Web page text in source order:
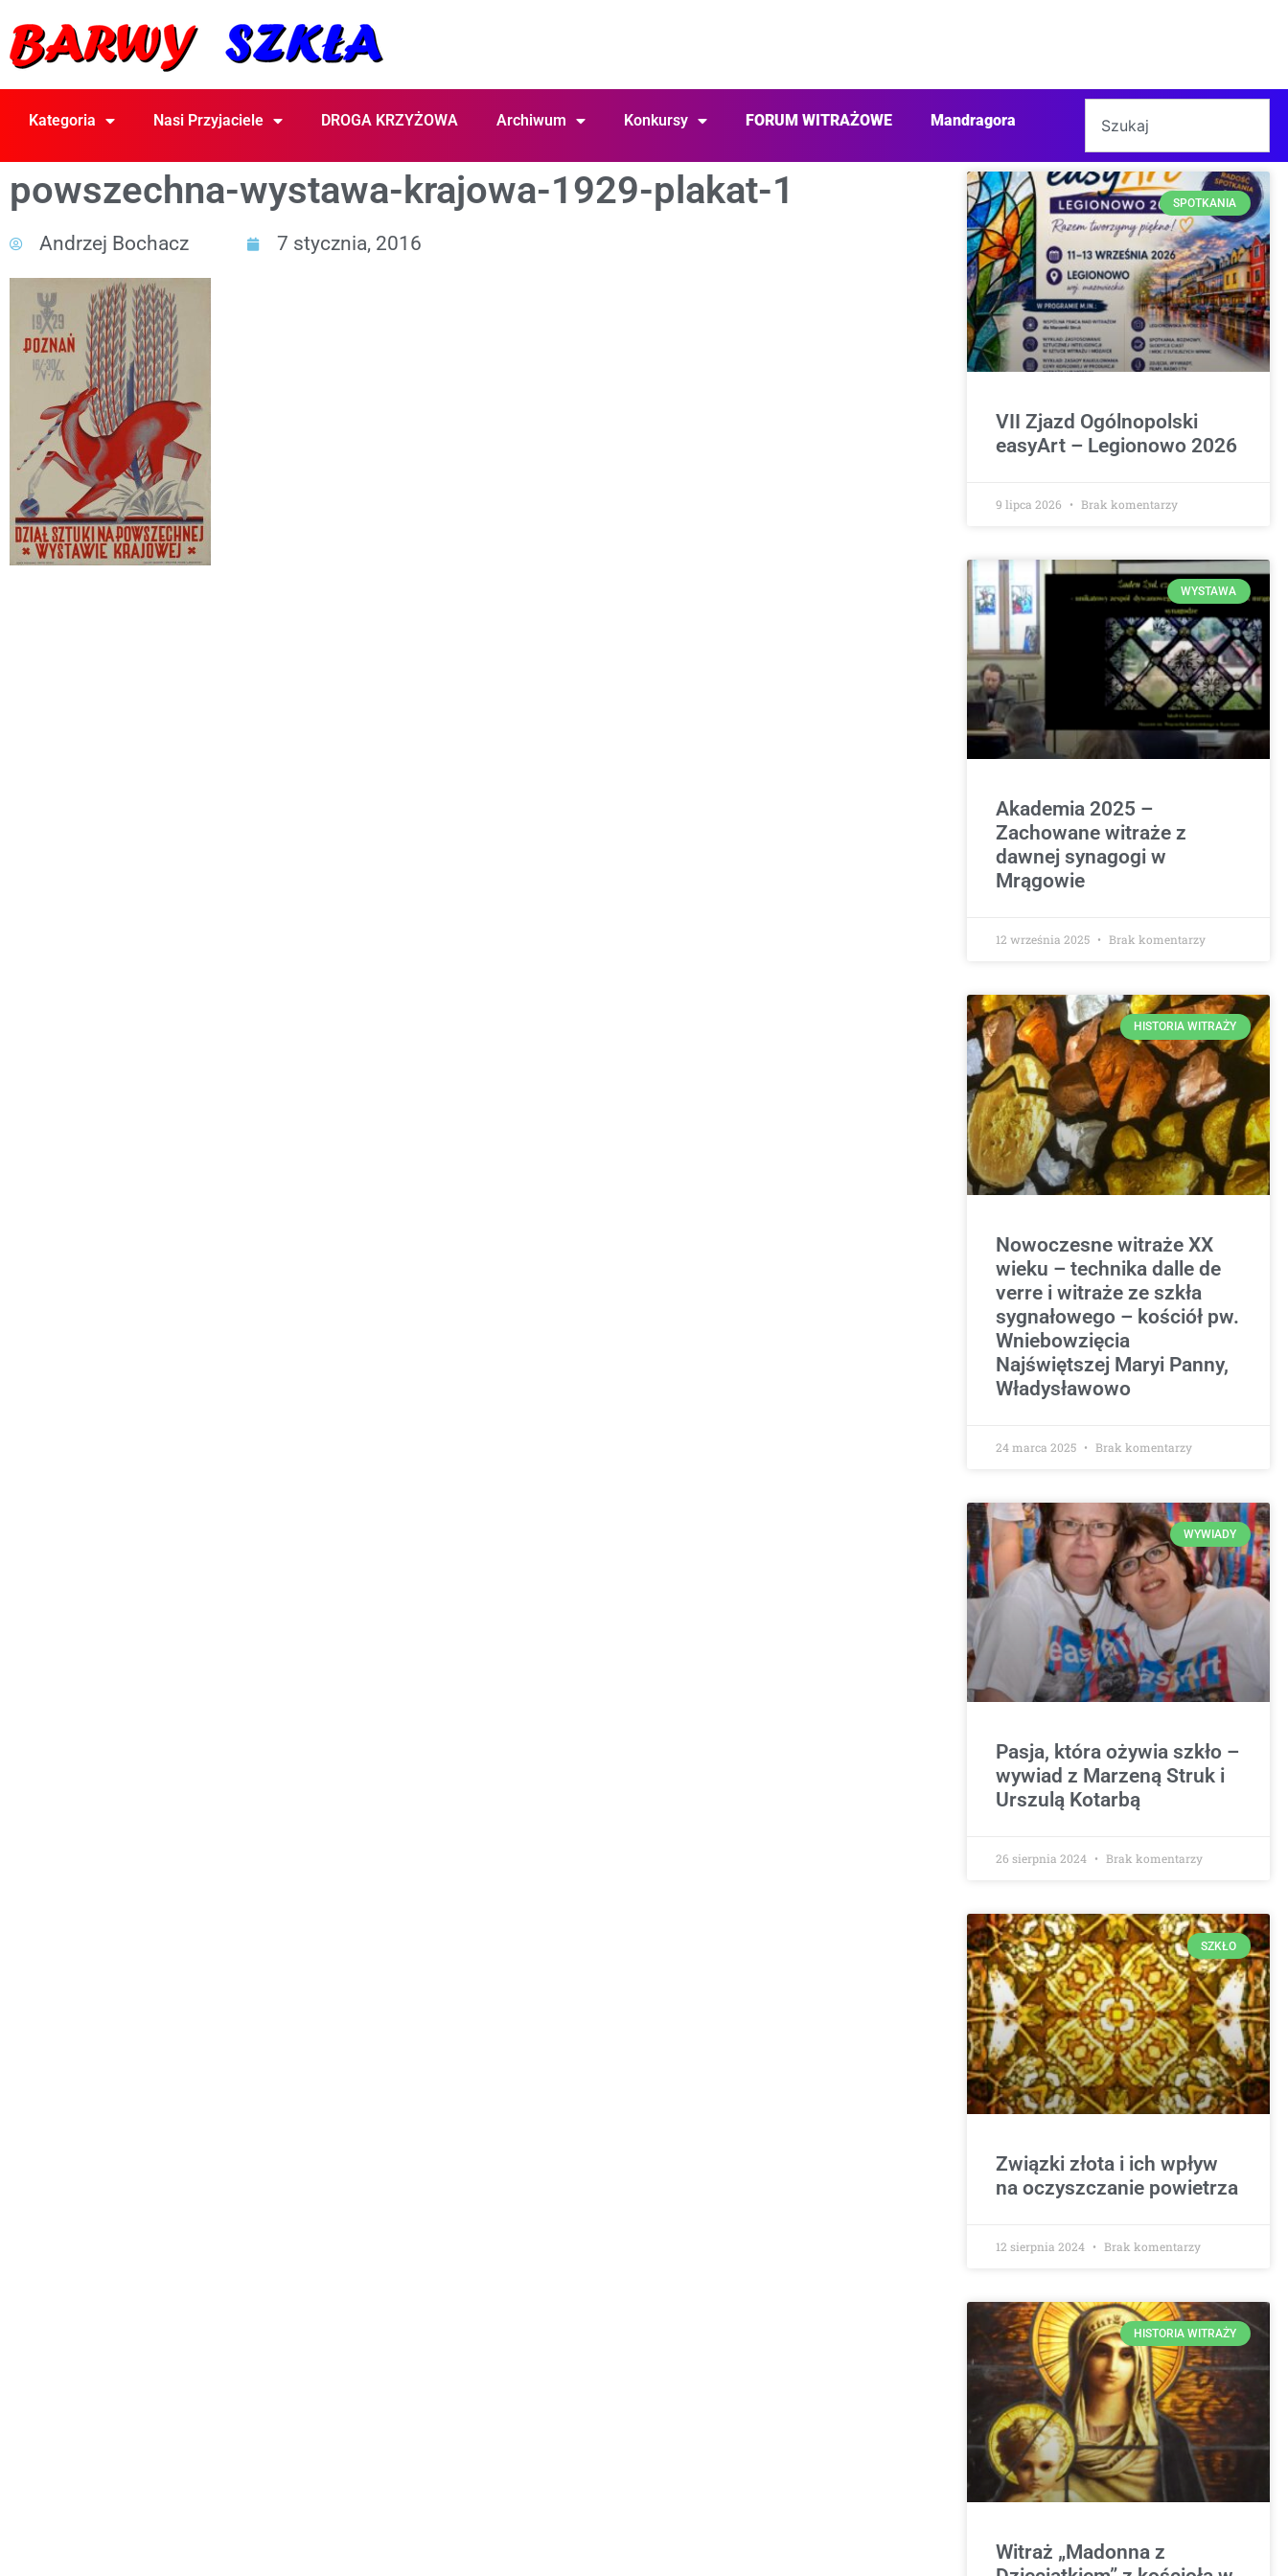
Kategoria Nasi Przyjaciele DROGA KRZYŻOWA Archiwum Konkursy FORUM WITRAŻOWE Mandragora
powszechna-wystawa-krajowa-1929-plakat-1
Andrzej Bochacz 7 stycznia, 2016
SPOTKANIA
VII Zjazd Ogólnopolski
easyArt – Legionowo 2026
9 lipca 2026 Brak komentarzy
WYSTAWA
Akademia 2025 –
Zachowane witraże z
dawnej synagogi w
Mrągowie
12 września 2025 Brak komentarzy
HISTORIA WITRAŻY
Nowoczesne witraże XX
wieku – technika dalle de
verre i witraże ze szkła
sygnałowego – kościół pw.
Wniebowzięcia
Najświętszej Maryi Panny,
Władysławowo
24 marca 2025 Brak komentarzy
WYWIADY
Pasja, która ożywia szkło –
wywiad z Marzeną Struk i
Urszulą Kotarbą
26 sierpnia 2024 Brak komentarzy
SZKŁO
Związki złota i ich wpływ
na oczyszczanie powietrza
12 sierpnia 2024 Brak komentarzy
HISTORIA WITRAŻY
Witraż „Madonna z